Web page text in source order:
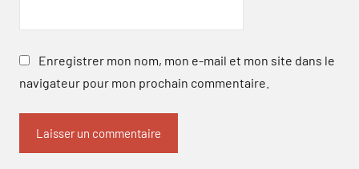
Enregistrer mon nom, mon e-mail et mon site dans le
navigateur pour mon prochain commentaire.